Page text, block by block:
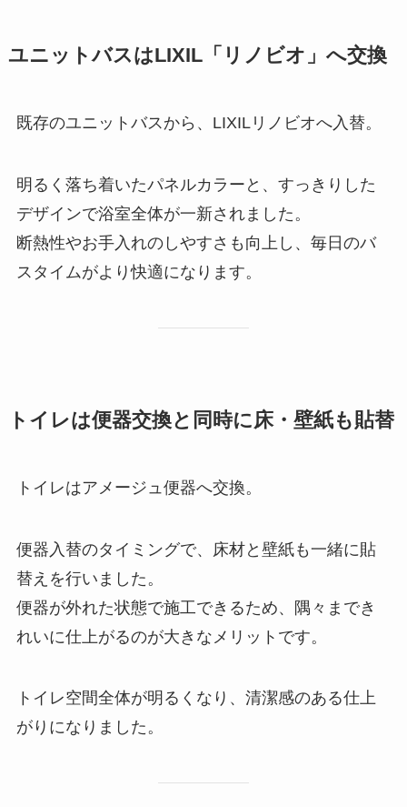
ユニットバスはLIXIL「リノビオ」へ交換
既存のユニットバスから、LIXILリノビオへ入替。
明るく落ち着いたパネルカラーと、すっきりした
デザインで浴室全体が一新されました。
断熱性やお手入れのしやすさも向上し、毎日のバ
スタイムがより快適になります。
トイレは便器交換と同時に床・壁紙も貼替
トイレはアメージュ便器へ交換。
便器入替のタイミングで、床材と壁紙も一緒に貼
替えを行いました。
便器が外れた状態で施工できるため、隅々までき
れいに仕上がるのが大きなメリットです。
トイレ空間全体が明るくなり、清潔感のある仕上
がりになりました。